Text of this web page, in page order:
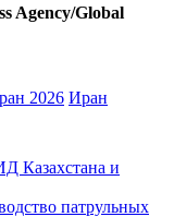
Agency/Global
2026 Иран
Казахстана и
патрульных